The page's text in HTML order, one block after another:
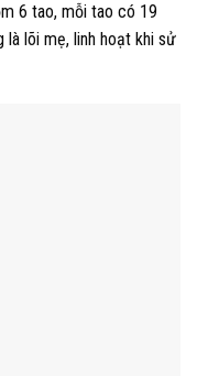
6 tao, mỗi tao có 19
là lõi mẹ, linh hoạt khi sử